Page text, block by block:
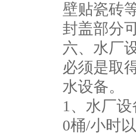
壁贴瓷砖
封盖部分
六、水厂
必须是取
水设备。
1、水厂
0桶/小时